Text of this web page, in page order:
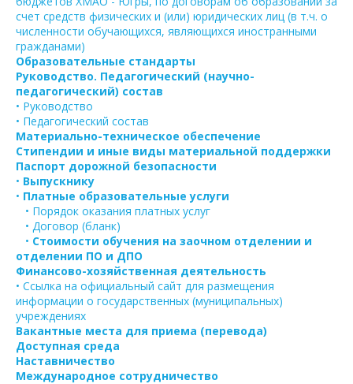
счет средств физических и (или) юридических лиц (в т.ч. о
численности обучающихся, являющихся иностранными
гражданами)
Образовательные стандарты
Руководство. Педагогический (научно-
педагогический) состав
• Руководство
• Педагогический состав
Материально-техническое обеспечение
Стипендии и иные виды материальной поддержки
Паспорт дорожной безопасности
• Выпускнику
• Платные образовательные услуги
• Порядок оказания платных услуг
• Договор (бланк)
• Стоимости обучения на заочном отделении и
отделении ПО и ДПО
Финансово-хозяйственная деятельность
• Ссылка на официальный сайт для размещения
информации о государственных (муниципальных)
учреждениях
Вакантные места для приема (перевода)
Доступная среда
Наставничество
Международное сотрудничество